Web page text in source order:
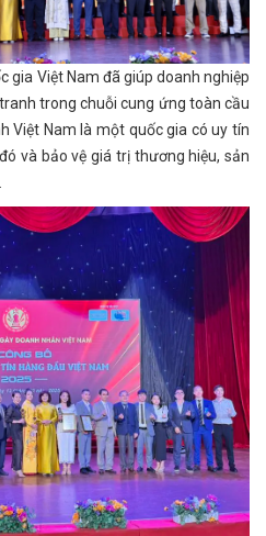
gia Việt Nam đã giúp doanh nghiệp
trong chuỗi cung ứng toàn cầu
Việt Nam là một quốc gia có uy tín
và bảo vệ giá trị thương hiệu, sản